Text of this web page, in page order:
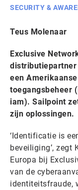
SECURITY &
Teus Molenaar
Exclusive
distributiepartner
een
toegangsbeheer
iam). Sailpoint
zijn oplossingen.
‘Identificatie is
beveiliging’, zegt
Europa bij
van de
identiteitsfraude,